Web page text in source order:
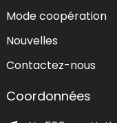
Mode coopération
Nouvelles
Contactez-nous
Coordonnées